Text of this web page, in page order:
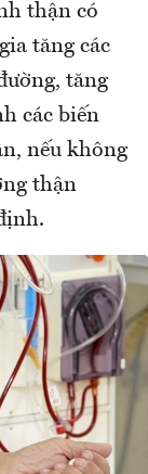
thận có
tăng các
tăng
các biến
nếu không
thận